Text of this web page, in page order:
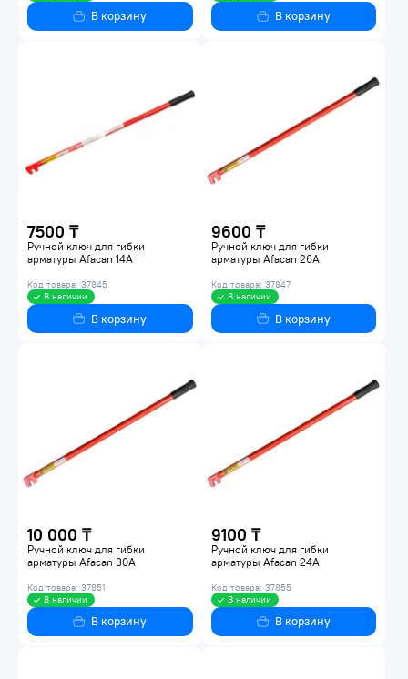
В корзину В корзину
7500 ₸
Ручной ключ для гибки
арматуры Afacan 14А
Код товара: 37845
В наличии
В корзину
9600 ₸
Ручной ключ для гибки
арматуры Afacan 26А
Код товара: 37847
В наличии
В корзину
10 000 ₸
Ручной ключ для гибки
арматуры Afacan 30А
Код товара: 37851
В наличии
В корзину
9100 ₸
Ручной ключ для гибки
арматуры Afacan 24А
Код товара: 37855
В наличии
В корзину